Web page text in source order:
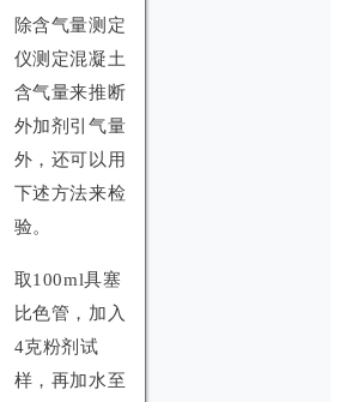
除含气量测定
仪测定混凝土
含气量来推断
外加剂引气量
外，还可以用
下述方法来检
验。
取100ml具塞
比色管，加入
4克粉剂试
样，再加水至